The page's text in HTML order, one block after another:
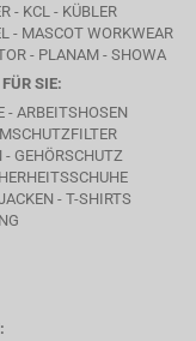
- KCL - KÜBLER
- MASCOT WORKWEAR
- PLANAM - SHOWA
SIE:
- ARBEITSHOSEN
GEHÖRSCHUTZ
- T-SHIRTS